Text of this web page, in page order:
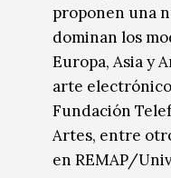
proponen una
dominan los
Europa, Asia y
arte
Fundación
Artes, entre
en REMAP/